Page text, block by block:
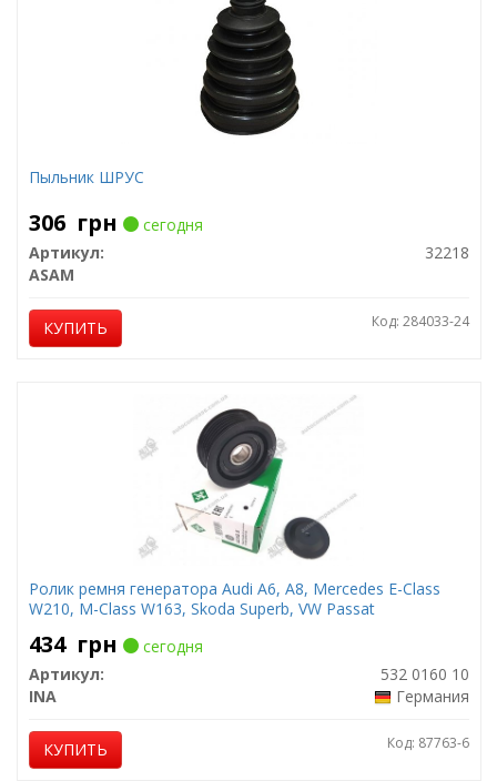
Пыльник ШРУС
306 грн
сегодня
Артикул:
32218
ASAM
КУПИТЬ Код: 284033-24
Ролик ремня генератора Audi A6, A8, Mercedes E-Class
W210, M-Class W163, Skoda Superb, VW Passat
434 грн
сегодня
Артикул:
532 0160 10
INA
Германия
КУПИТЬ Код: 87763-6